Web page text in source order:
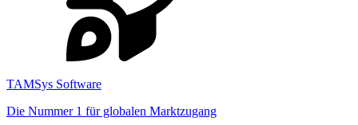
TAMSys Software
Die Nummer 1 für globalen Marktzugang